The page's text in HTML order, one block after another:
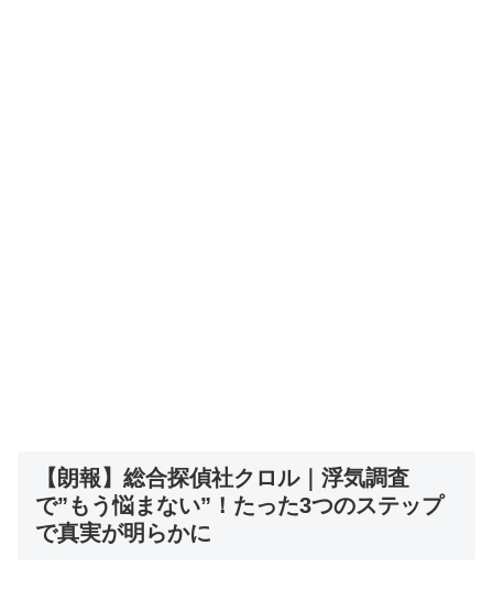
【朗報】総合探偵社クロル｜浮気調査
で”もう悩まない”！たった3つのステップ
で真実が明らかに